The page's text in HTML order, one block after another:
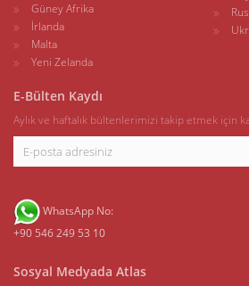
Güney Afrika
İrlanda
Malta
Yeni Zelanda
E-Bülten Kaydı
Aylık ve haftalık bültenlerimizi takip etmek için
WhatsApp No:
+90 546 249 53 10
Sosyal Medyada Atlas